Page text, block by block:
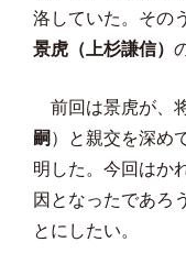
洛していた。その
景虎（上杉謙信）
前回は景虎が、
嗣 ）と親交を深め
明した。今回はか
因となったであろ
とにしたい。